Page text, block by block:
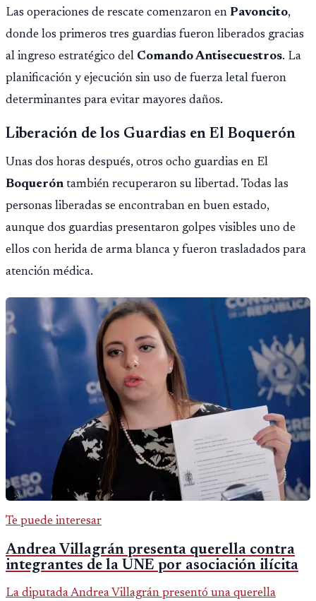
Las operaciones de rescate comenzaron en Pavoncito,
donde los primeros tres guardias fueron liberados gracias
al ingreso estratégico del Comando Antisecuestros. La
planificación y ejecución sin uso de fuerza letal fueron
determinantes para evitar mayores daños.
Liberación de los Guardias en El Boquerón
Unas dos horas después, otros ocho guardias en El
Boquerón también recuperaron su libertad. Todas las
personas liberadas se encontraban en buen estado,
aunque dos guardias presentaron golpes visibles uno de
ellos con herida de arma blanca y fueron trasladados para
atención médica.
Te puede interesar
Andrea Villagrán presenta querella contra
integrantes de la UNE por asociación ilícita
La diputada Andrea Villagrán presentó una querella